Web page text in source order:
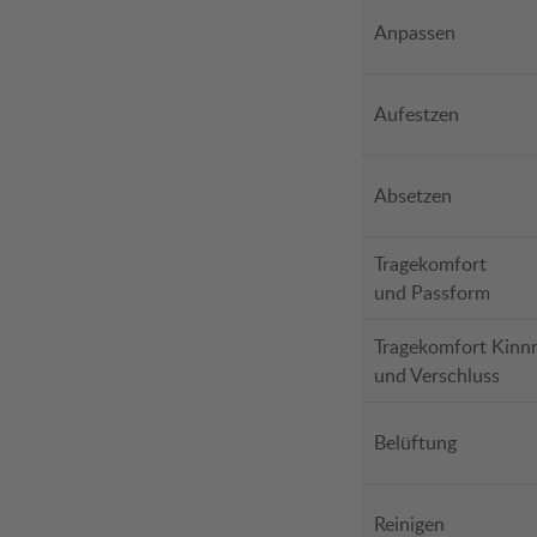
Anpassen
Aufestzen
Absetzen
Tragekomfort
und Passform
Tragekomfort
und Verschluss
Belüftung
Reinigen